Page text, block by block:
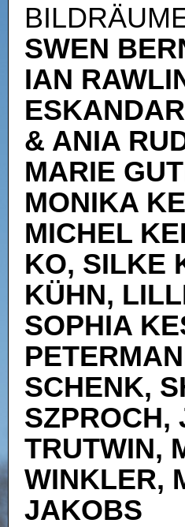
SWEN
IAN
& ANIA
MARIE
MONIKA
MICHEL
KO, SILKE
KÜHN,
SOPHIA
SCHENK,
SZPROCH,
TRUTWIN,
WINKLER,
JAKOBS